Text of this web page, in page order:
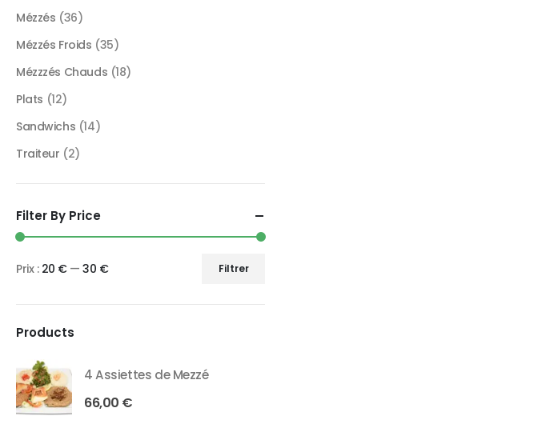
Mézzés (36)
Mézzés Froids (35)
Mézzzés Chauds (18)
Plats (12)
Sandwichs (14)
Traiteur (2)
Filter By Price
Filtrer
Prix : 20 €—30 €
Products
4 Assiettes de Mezzé
66,00 €